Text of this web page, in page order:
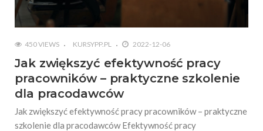
450 VIEWS KURSYPP.PL 2022-12-06
Jak zwiększyć efektywność pracy
pracowników – praktyczne szkolenie
dla pracodawców
Jak zwiększyć efektywność pracy pracowników – praktyczne
szkolenie dla pracodawców Efektywność pracy